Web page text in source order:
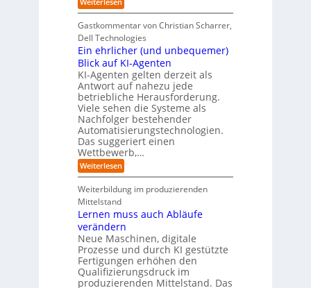
H
e
r
s
t
e
l
l
e
r
n
o
j
e
k
t
e
i
n
d
e
r
I
n
d
u
s
t
r
i
e
e
m
ö
g
l
i
c
h
e
r
r
s
i
k
o
,
w
a
c
h
s
e
n
d
e
R
a
n
o
m
w
a
r
e
-
n
f
ü
r
I
n
d
u
s
t
r
i
e
r
o
b
o
t
r
E
n
3
D
-
Z
w
i
l
l
i
n
g
f
ü
r
T
a
t
o
r
t
e
Gastkommentar von Christian Scharrer,
Dell Technologies
Ein ehrlicher (und unbequemer)
Blick auf KI-Agenten
KI-Agenten gelten derzeit als
Antwort auf nahezu jede
betriebliche Herausforderung.
Viele sehen die Systeme als
Nachfolger bestehender
Automatisierungstechnologien.
Das suggeriert einen
Wettbewerb,…
Weiterlesen:
E
n
e
h
r
l
i
c
h
e
r
Weiterbildung im produzierenden
Mittelstand
Lernen muss auch Abläufe
verändern
Neue Maschinen, digitale
Prozesse und durch KI gestützte
Fertigungen erhöhen den
Qualifizierungsdruck im
produzierenden Mittelstand. Das